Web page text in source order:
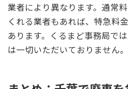
業者により異なります。通常
くれる業者もあれば、特急料
あります。くるまど事務局で
は一切いただいておりません。